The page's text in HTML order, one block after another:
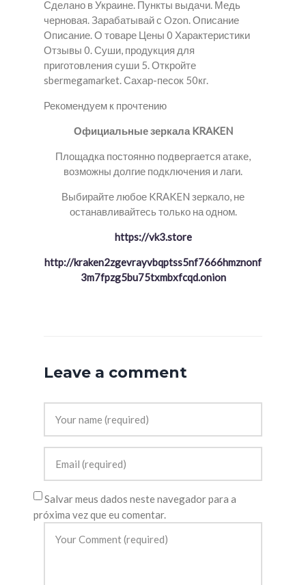
Сделано в Украине. Пункты выдачи. Медь
черновая. Зарабатывай с Ozon. Описание
Описание. О товаре Цены 0 Характеристики
Отзывы 0. Суши, продукция для
приготовления суши 5. Откройте
sbermegamarket. Сахар-песок 50кг.
Рекомендуем к прочтению
Официальные зеркала KRAKEN
Площадка постоянно подвергается атаке,
возможны долгие подключения и лаги.
Выбирайте любое KRAKEN зеркало, не
останавливайтесь только на одном.
https://vk3.store
http://kraken2zgevrayvbqptss5nf7666hmznonf
3m7fpzg5bu75txmbxfcqd.onion
Leave a comment
Salvar meus dados neste navegador para a
próxima vez que eu comentar.